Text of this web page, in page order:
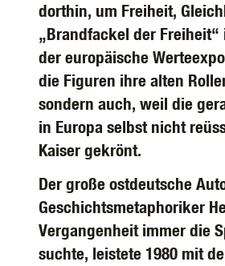
dorthin, um Freiheit,
„Brandfackel der
der europäische
die Figuren ihre alten
sondern auch, weil die
in Europa selbst nicht
Kaiser gekrönt.
Der große ostdeutsche
Geschichtsmetaphoriker
Vergangenheit immer die
suchte, leistete 1980 mit